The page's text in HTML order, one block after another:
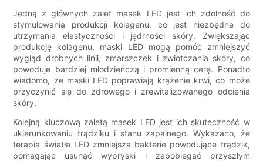
Jedną z głównych zalet masek LED jest ich zdolność do
stymulowania produkcji kolagenu, co jest niezbędne do
utrzymania elastyczności i jędrności skóry. Zwiększając
produkcję kolagenu, maski LED mogą pomóc zmniejszyć
wygląd drobnych linii, zmarszczek i zwiotczania skóry, co
powoduje bardziej młodzieńczą i promienną cerę. Ponadto
wiadomo, że maski LED poprawiają krążenie krwi, co może
przyczynić się do zdrowego i zrewitalizowanego odcienia
skóry.
Kolejną kluczową zaletą masek LED jest ich skuteczność w
ukierunkowaniu trądziku i stanu zapalnego. Wykazano, że
terapia światła LED zmniejsza bakterie powodujące trądzik,
pomagając usunąć wypryski i zapobiegać przyszłym